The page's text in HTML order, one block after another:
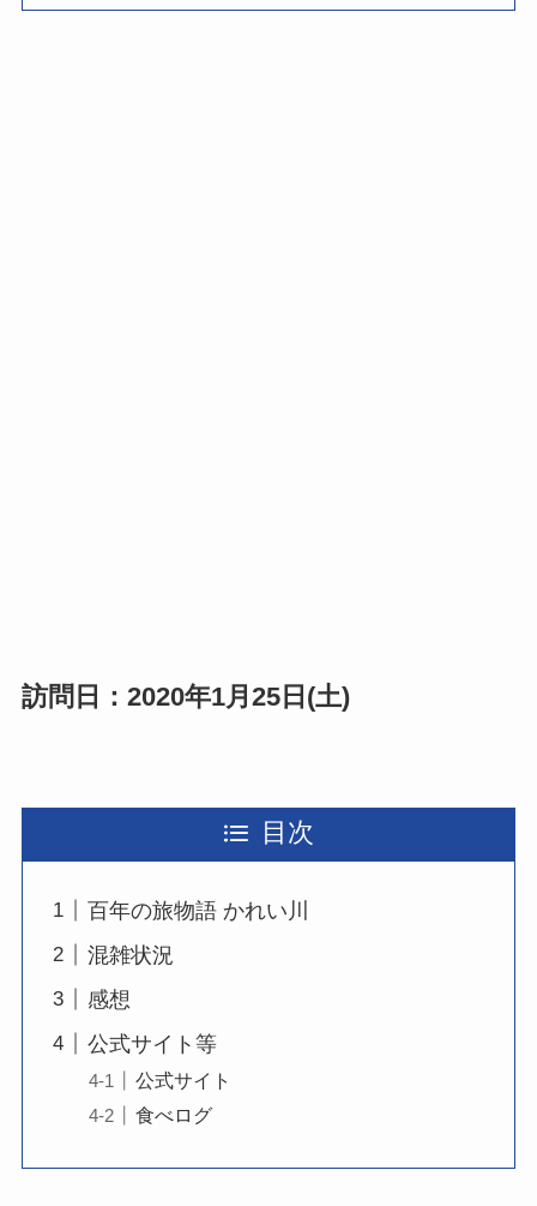
訪問日：2020年1月25日(土)
目次
百年の旅物語 かれい川
混雑状況
感想
公式サイト等
公式サイト
食べログ